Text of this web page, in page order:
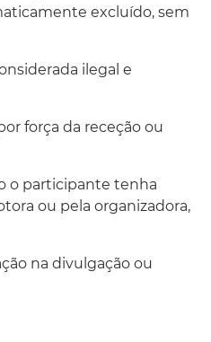
excluído, sem
ilegal e
força da receção ou
o participante tenha
ou pela organizadora,
na divulgação ou